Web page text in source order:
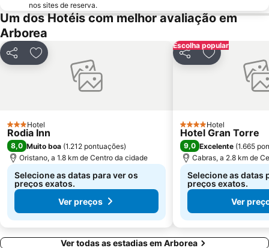
nos sites de reserva.
Um dos Hotéis com melhor avaliação em
Arborea
PartilharAdicionar aos favoritos
3 Estrelas
Hotel
Rodia Inn
8,0 Muito boa (1.212 pontuações)
Oristano, a 1.8 km de Centro da cidade
Selecione as datas para ver os
preços exatos.
Ver preços
Escolha popular
PartilharAdicionar
4 Estrelas
Hotel
Hotel Gran Torre
9,0 Excelente (1.665
Cabras, a 2.8 km de
Selecione as datas
preços exatos.
Ver
Ver todas as estadias em Arborea